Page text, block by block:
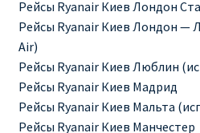
ВЫБОР И БРОНИРОВАНИЯ
ЗАДЕРЖКА, ОТМЕНА,
ИЗМЕНЕНИЕ
Рейсы Ryanair Киев Лондон
Рейсы Ryanair Киев Лондон —
Air)
Рейсы Ryanair Киев Люблин
Рейсы Ryanair Киев Мадрид
Рейсы Ryanair Киев Мальта
Рейсы Ryanair Киев Манчестер